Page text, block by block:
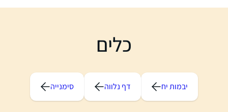
כלים
יבמות יח דף נלווה סימנייה